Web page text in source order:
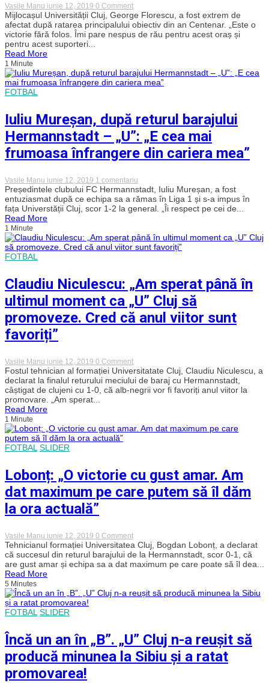
Vasile Manu iunie 12, 2019 0 Commenton
Florescu:
„O
victorie
fără
nu
meritam
să
trebuie
să
se
schimbe”
Mijlocașul Universității Cluj, George Florescu, a fost extrem de
afectat după ratarea principalului obiectiv din an Centenar. „Este o
victorie fără folos. Îmi pare nespus de rău pentru acest oraș și
pentru acest suporteri...
Read More
1 Minute
FOTBAL
Iuliu Mureșan, după returul barajului
Hermannstadt – „U”: „E cea mai
frumoasa înfrangere din cariera mea”
Vasile Manu iunie 12, 2019 1 comentariu
Iuliu
Mureșan,
după
returul
–
„U”:
frumoasa
înfrangere
din
cariera
mea”
Președintele clubului FC Hermannstadt, Iuliu Mureșan, a fost
entuziasmat după ce echipa sa a rămas în Liga 1 și s-a impus în
fața Universtății Cluj, scor 1-2 la general. „Îi respect pe cei de...
Read More
1 Minute
FOTBAL
Claudiu Niculescu: „Am sperat până în
ultimul moment ca „U” Cluj să
promoveze. Cred că anul viitor sunt
favoriți”
Vasile Manu iunie 12, 2019 0 Commenton
Claudiu
Niculescu:
„Am
sperat
moment
Cred
anul
Fostul tehnician al formației Universitatate Cluj, Claudiu Niculescu, a
declarat la finalul returului meciului de baraj cu Hermannstadt,
câștigat de clujeni cu 1-0, că alb-negrii vor fi favoriți anul viitor la
promovare. „Am sperat...
Read More
1 Minute
FOTBAL SLIDER
Lobonț: „O victorie cu gust amar. Am
dat maximum pe care putem să îl dăm
la ora actuală”
Vasile Manu iunie 12, 2019 0 Commenton
Lobonț:
„O
victorie
cu
Am
putem
să
îl
dăm
Tehnicianul formației Universitatea Cluj, Bogdan Lobonț, a declarat
că succesul din returul barajului de la Hermannstadt, scor 0-1, că
are gust amar și echipa sa a dat maximum pe care poate să îl dea...
Read More
5 Minutes
FOTBAL SLIDER
Încă un an în „B”. „U” Cluj n-a reușit să
producă minunea la Sibiu și a ratat
promovarea!